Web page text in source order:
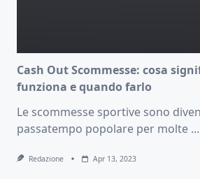
Cash Out Scommesse: cosa
funziona e quando farlo
Le scommesse sportive sono
passatempo popolare per molte ...
Redazione Apr 13, 2023